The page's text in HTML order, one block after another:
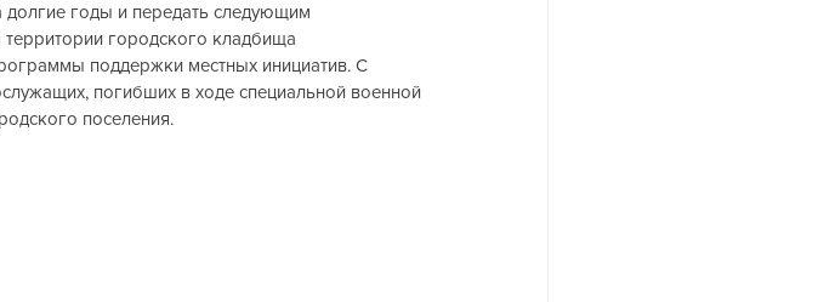
годы и передать следующим
городского кладбища
поддержки местных инициатив. С
погибших в ходе специальной военной
городского поселения.